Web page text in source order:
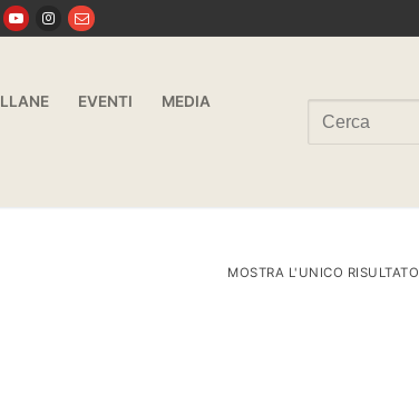
EVENTI MEDIA
Cerca:
MOSTRA L'UNICO RISULTATO